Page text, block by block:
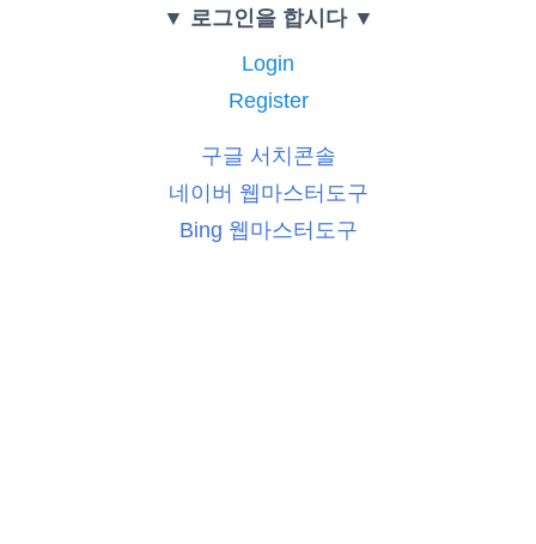
▼ 로그인을 합시다 ▼
Login
Register
구글 서치콘솔
네이버 웹마스터도구
Bing 웹마스터도구